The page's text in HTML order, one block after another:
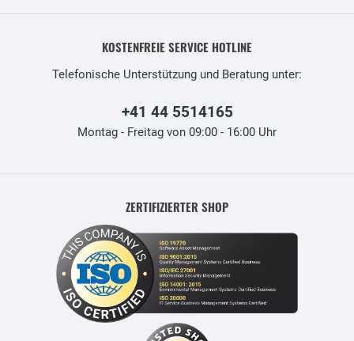
KOSTENFREIE SERVICE HOTLINE
Telefonische Unterstützung und Beratung unter:
+41 44 5514165
Montag - Freitag von 09:00 - 16:00 Uhr
ZERTIFIZIERTER SHOP